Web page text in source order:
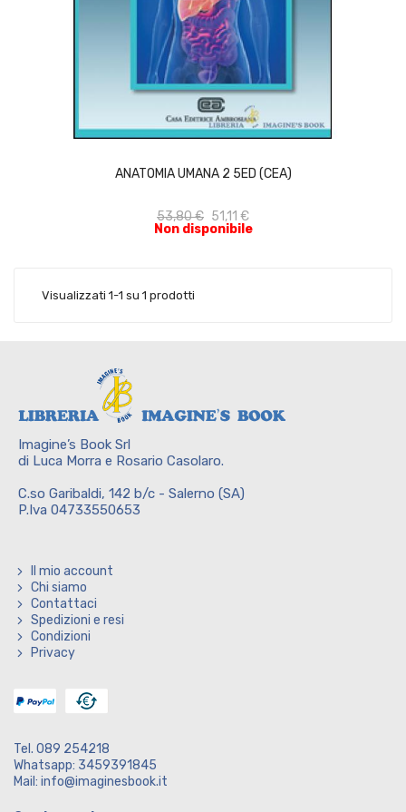
ANATOMIA UMANA 2 5ED (CEA)
53,80 € 51,11 €
Non disponibile
ACQUISTA
Visualizzati 1-1 su 1 prodotti
Imagine’s Book Srl
di Luca Morra e Rosario Casolaro.
C.so Garibaldi, 142 b/c - Salerno (SA)
P.Iva 04733550653
Il mio account
Chi siamo
Contattaci
Spedizioni e resi
Condizioni
Privacy
Tel. 089 254218
Whatsapp: 3459391845
Mail: info@imaginesbook.it